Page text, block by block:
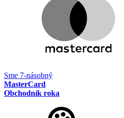
Sme 7-násobný
MasterCard
Obchodník roka